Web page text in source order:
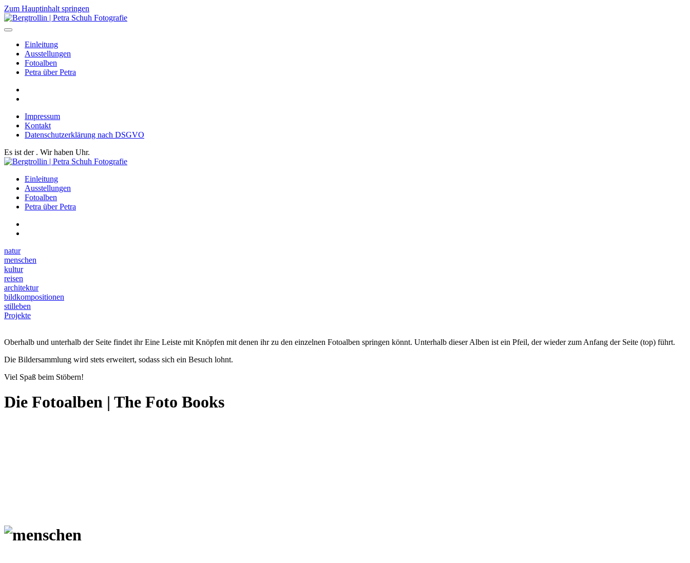
Zum Hauptinhalt springen
Einleitung
Ausstellungen
Fotoalben
Petra über Petra
Impressum
Kontakt
Datenschutzerklärung nach DSGVO
Es ist der . Wir haben Uhr.
Einleitung
Ausstellungen
Fotoalben
Petra über Petra
natur
menschen
kultur
reisen
architektur
bildkompositionen
stilleben
Projekte
Oberhalb und unterhalb der Seite findet ihr Eine Leiste mit Knöpfen mit denen ihr zu den einzelnen Fotoalben springen könnt. Unterhalb dieser Alben ist ein Pfeil, der wieder zum Anfang der Seite (top) führt.
Die Bildersammlung wird stets erweitert, sodass sich ein Besuch lohnt.
Viel Spaß beim Stöbern!
Die Fotoalben | The Foto Books